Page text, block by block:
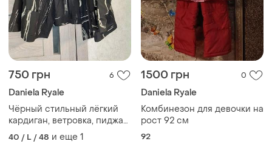
750 грн 6
Daniela Ryale
Чёрный стильный лёгкий
кардиган, ветровка, пиджак,
в анамалистический принт
🔹q'neel(размер 38-42)
40 / L / 48 и еще 1
1500 грн 0
Daniela Ryale
Комбинезон для девочки на
рост 92 см
92